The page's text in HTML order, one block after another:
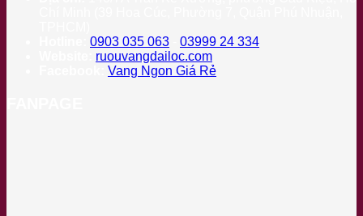
0903 035 063
03999 24 334
ruouvangdailoc.com
Vang Ngon Giá Rẻ